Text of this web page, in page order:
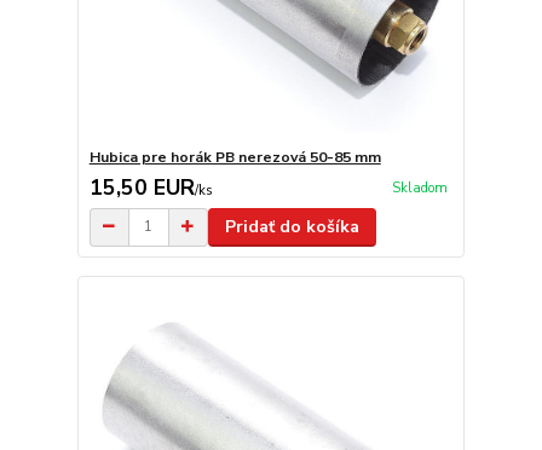
Hubica pre horák PB nerezová 50-85 mm
15,50 EUR/ks Skladom
Pridať do košíka